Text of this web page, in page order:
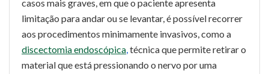
casos mais graves, em que o paciente apresenta
limitação para andar ou se levantar, é possível recorrer
aos procedimentos minimamente invasivos, como a
discectomia endoscópica,técnica que permite retirar o
material que está pressionando o nervo por uma